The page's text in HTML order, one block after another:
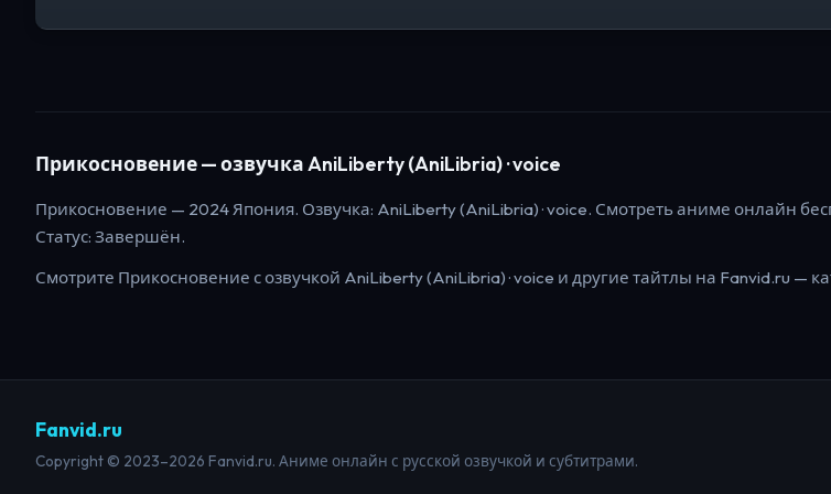
Прикосновение— озвучка AniLiberty (AniLibria) · voice
Прикосновение — 2024 Япония. Озвучка: AniLiberty (AniLibria) · voice. Смотреть аниме онлайн
Статус: Завершён.
Смотрите Прикосновение с озвучкой AniLiberty (AniLibria) · voice и другие тайтлы на Fanvid.ru —
Fanvid.ru
Copyright © 2023–2026 Fanvid.ru. Аниме онлайн с русской озвучкой и субтитрами.